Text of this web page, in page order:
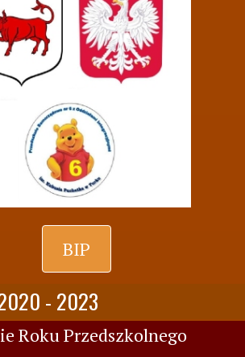
BIP
- 2023
Roku Przedszkolnego